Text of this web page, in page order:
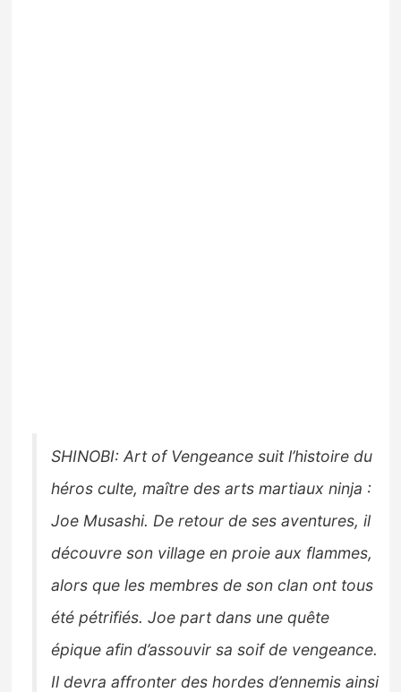
SHINOBI: Art of Vengeance suit l’histoire du
héros culte, maître des arts martiaux ninja :
Joe Musashi. De retour de ses aventures, il
découvre son village en proie aux flammes,
alors que les membres de son clan ont tous
été pétrifiés. Joe part dans une quête
épique afin d’assouvir sa soif de vengeance.
Il devra affronter des hordes d’ennemis ainsi